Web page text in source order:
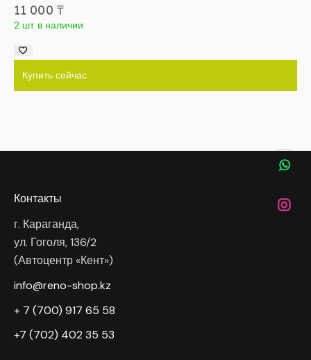
11 000 ₸
2 шт в наличии
Купить сейчас
Контакты
г. Караганда,
ул. Гоголя, 136/2
(Автоцентр «Кент»)
info@reno-shop.kz
+ 7 (700) 917 65 58
+7 (702) 402 35 53